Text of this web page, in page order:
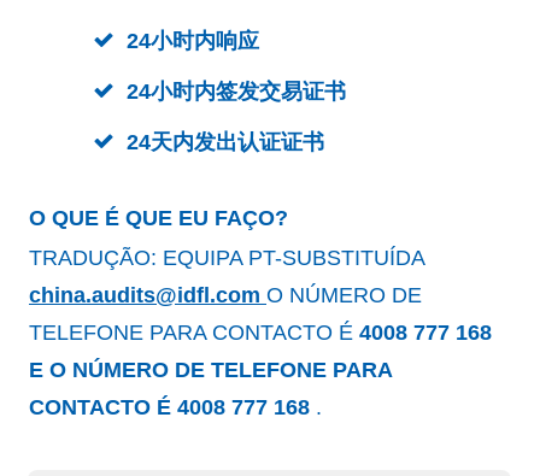
24小时内响应
24小时内签发交易证书
24天内发出认证证书
O QUE É QUE EU FAÇO?
TRADUÇÃO: EQUIPA PT-SUBSTITUÍDA
china.audits@idfl.com O NÚMERO DE
TELEFONE PARA CONTACTO É 4008 777 168
E O NÚMERO DE TELEFONE PARA
CONTACTO É 4008 777 168 .